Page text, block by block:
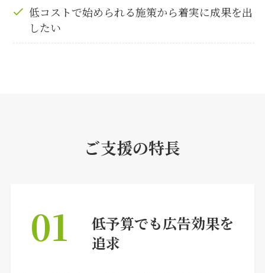
低コストで始められる施策から着実に成果を出
したい
ご支援の特長
01
低予算でも広告効果を
追求